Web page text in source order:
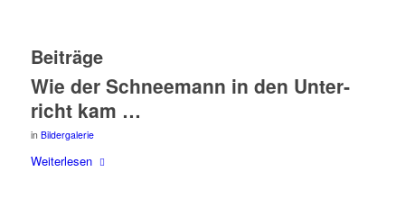
Beiträge
Wie der Schnee­mann in den Unter­
richt kam …
in Bildergalerie
Wei­ter­le­sen